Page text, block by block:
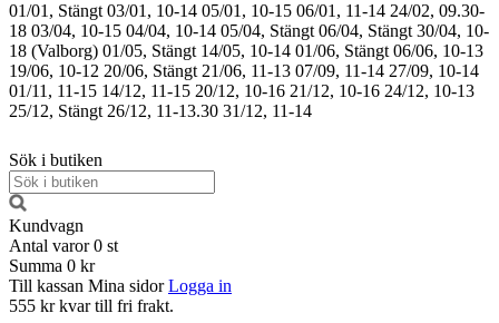
01/01, Stängt 03/01, 10-14 05/01, 10-15 06/01, 11-14 24/02, 09.30-
18 03/04, 10-15 04/04, 10-14 05/04, Stängt 06/04, Stängt 30/04, 10-
18 (Valborg) 01/05, Stängt 14/05, 10-14 01/06, Stängt 06/06, 10-13
19/06, 10-12 20/06, Stängt 21/06, 11-13 07/09, 11-14 27/09, 10-14
01/11, 11-15 14/12, 11-15 20/12, 10-16 21/12, 10-16 24/12, 10-13
25/12, Stängt 26/12, 11-13.30 31/12, 11-14
Sök i butiken
Kundvagn
Antal varor 0 st
Summa 0 kr
Till kassan Mina sidor Logga in
555 kr kvar till fri frakt.